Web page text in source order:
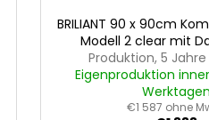
BRILIANT 90 x 90cm
Modell 2 clear mit
Produktion, 5
Eigenproduktion
Werktagen
€1 587 ohne